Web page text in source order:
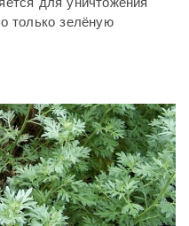
только зелёную